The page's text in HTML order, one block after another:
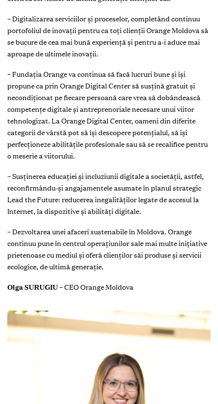
– Digitalizarea serviciilor și proceselor, completând continuu
portofoliul de inovații pentru ca toți clienții Orange Moldova să
se bucure de cea mai bună experiență și pentru a-i aduce mai
aproape de ultimele inovații.
– Fundația Orange va continua să facă lucruri bune și își
propune ca prin Orange Digital Center să susțină gratuit şi
necondiţionat pe fiecare persoană care vrea să dobândească
competențe digitale şi antreprenoriale necesare unui viitor
tehnologizat. La Orange Digital Center, oameni din diferite
categorii de vârstă pot să își descopere potențialul, să își
perfecționeze abilitățile profesionale sau să se recalifice pentru
o meserie a viitorului.
– Susținerea educației și incluziunii digitale a societății, astfel,
reconfirmându-și angajamentele asumate în planul strategic
Lead the Future: reducerea inegalităților legate de accesul la
Internet, la dispozitive și abilități digitale.
– Dezvoltarea unei afaceri sustenabile în Moldova. Orange
continuu pune în centrul operațiunilor sale mai multe inițiative
prietenoase cu mediul și oferă clienților săi produse și servicii
ecologice, de ultimă generație.
Olga SURUGIU– CEO Orange Moldova